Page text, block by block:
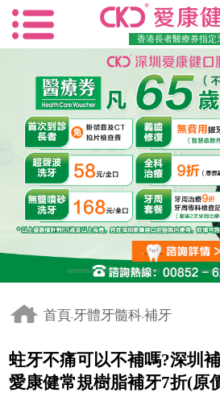
香港長者醫療券指定
首頁- 牙體牙髓科-補牙
蛀牙不痛可以不補嗎?深圳
愛康健常規樹脂補牙7折(原